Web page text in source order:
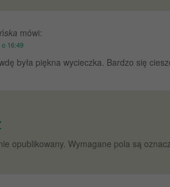
mówi:
o 16:49
była piękna wycieczka. Bardzo się
opublikowany. Wymagane pola są